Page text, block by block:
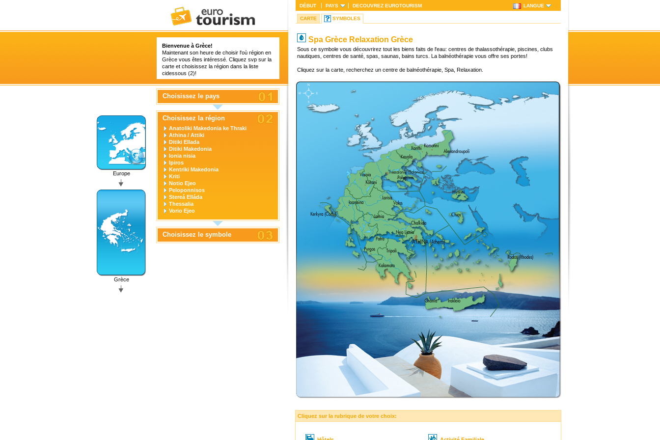
Bienvenue à Grèce!
Maintenant son heure de choisir l'où région en
Grèce vous êtes intéressé. Cliquez svp sur la
carte et choisissez la région dans la liste
cidessous (2)!
Europe
Grèce
Choisissez le pays
Choisissez la région
Anatoliki Makedonia ke Thraki
Athina / Attiki
Ditiki Ellada
Ditiki Makedonia
Ionia nisia
Ipiros
Kentriki Makedonia
Kriti
Notio Ejeo
Peloponnisos
Stereá Elláda
Thessalia
Vorio Ejeo
Choisissez le symbole
DÉBUT PAYS DECOUVREZ EUROTOURISM LANGUE
CARTE SYMBOLES
Spa Grèce Relaxation Grèce
Sous ce symbole vous découvrirez tout les biens faits de l'eau: centres de thalassothérapie, piscines, clubs
nautiques, centres de santé, spas, saunas, bains turcs. La balnéothérapie vous offre ses portes!
Cliquez sur la carte, recherchez un centre de balnéothérapie, Spa, Relaxation.
Cliquez sur la rubrique de votre choix: